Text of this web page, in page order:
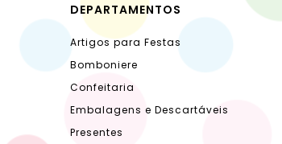
DEPARTAMENTOS
Artigos para Festas
Bomboniere
Confeitaria
Embalagens e Descartáveis
Presentes